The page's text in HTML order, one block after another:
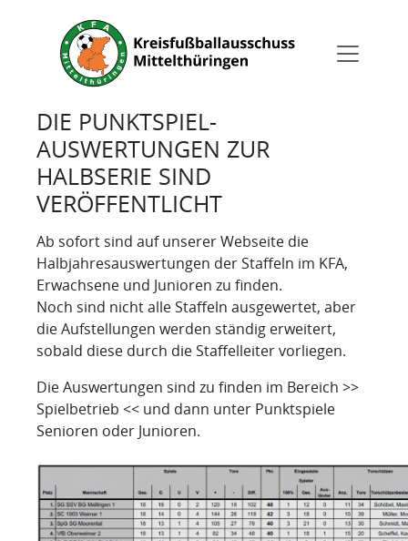
DIE PUNKTSPIEL-
AUSWERTUNGEN ZUR
HALBSERIE SIND
VERÖFFENTLICHT
Ab sofort sind auf unserer Webseite die
Halbjahresauswertungen der Staffeln im KFA,
Erwachsene und Junioren zu finden.
Noch sind nicht alle Staffeln ausgewertet, aber
die Aufstellungen werden ständig erweitert,
sobald diese durch die Staffelleiter vorliegen.
Die Auswertungen sind zu finden im Bereich >>
Spielbetrieb << und dann unter Punktspiele
Senioren oder Junioren.